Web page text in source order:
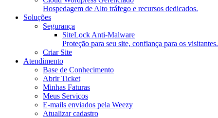
Hospedagem de Alto tráfego e recursos dedicados.
Soluções
Segurança
SiteLock Anti-Malware
Proteção para seu site, confiança para os visitantes.
Criar Site
Atendimento
Base de Conhecimento
Abrir Ticket
Minhas Faturas
Meus Serviços
E-mails enviados pela Weezy
Atualizar cadastro